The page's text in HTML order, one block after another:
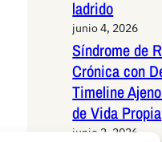
ladrido
junio 4, 2026
Síndrome de
Crónica con
Timeline
de Vida Propia
junio 2, 2026